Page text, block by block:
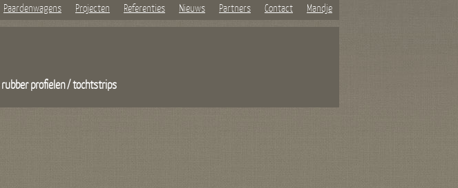
Paardenwagens Projecten Referenties Nieuws Partners Contact Mandje
rubber profielen / tochtstrips